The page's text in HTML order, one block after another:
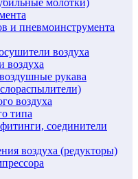
и пневмоинструмента
воздуха
воздуха
рукава
воздуха
типа
соединители
воздуха (редукторы)